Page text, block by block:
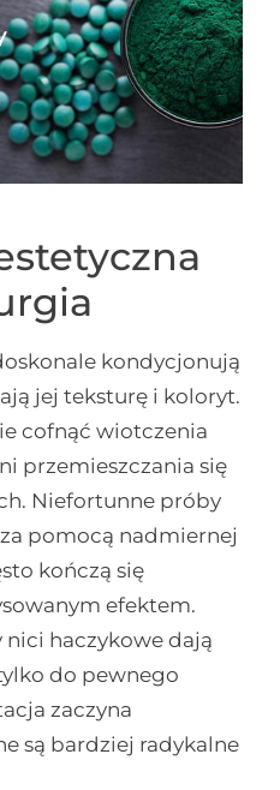
kondycjonują
jej teksturę i koloryt.
cofnąć wiotczenia
przemieszczania się
Niefortunne próby
pomocą nadmiernej
kończą się
efektem.
nici haczykowe dają
do pewnego
zaczyna
są bardziej radykalne